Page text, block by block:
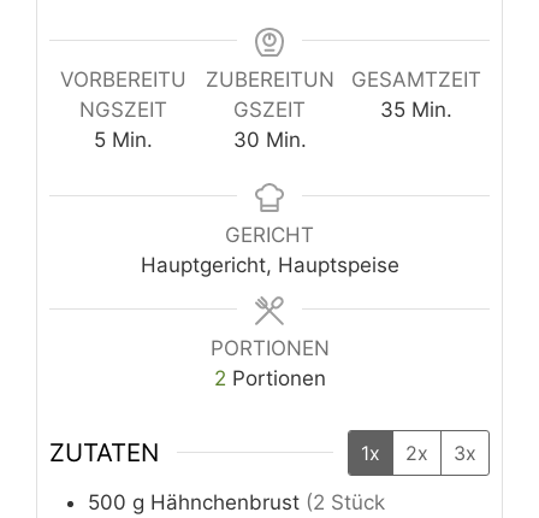
VORBEREITU
NGSZEIT
5Minuten
Min.
ZUBEREITUN
GSZEIT
30Minuten
Min.
GESAMTZEIT
35Minuten
Min.
GERICHT
Hauptgericht, Hauptspeise
PORTIONEN
2 Portionen
ZUTATEN 1x 2x 3x
500 g Hähnchenbrust (2 Stück